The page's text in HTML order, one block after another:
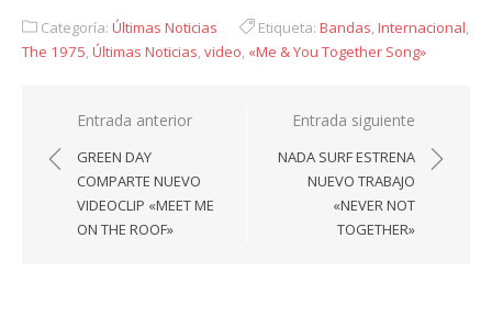
Categoría: Últimas Noticias Etiqueta: Bandas,Internacional,
The 1975,Últimas Noticias,video, «Me & You Together Song»
Navegación
de
entradas
Entrada anterior
GREEN DAY
COMPARTE NUEVO
VIDEOCLIP «MEET ME
ON THE ROOF»
Entrada siguiente
NADA SURF ESTRENA
NUEVO TRABAJO
«NEVER NOT
TOGETHER»